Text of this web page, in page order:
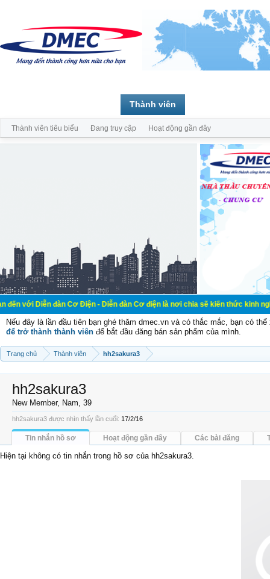
đàn Cơ Điện - Diễn đàn Cơ điện là nơi chia sẽ kiến thức kinh nghiệm
Nếu đây là lần đầu tiên bạn ghé thăm dmec.vn và có thắc mắc, bạn có
để trở thành thành viên để bắt đầu đăng bán sản phẩm của mình.
Trang chủ Thành viên hh2sakura3
hh2sakura3
New Member, Nam, 39
hh2sakura3 được nhìn thấy lần cuối: 17/2/16
Tin nhắn hồ sơ Hoạt động gần đây Các bài đăng
Hiện tại không có tin nhắn trong hồ sơ của hh2sakura3.
Thành viên
Thành viên tiêu biểu Đang truy cập Hoạt động gần đây